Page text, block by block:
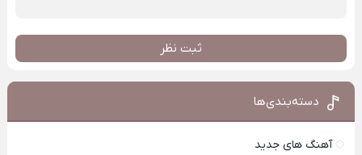
ثبت نظر
دسته‌بندی‌ها
آهنگ های جدید